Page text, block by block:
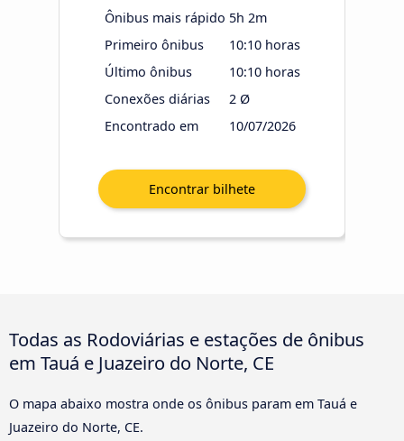
Ônibus mais rápido 5h 2m
Primeiro ônibus
10:10 horas
Último ônibus
10:10 horas
Conexões diárias
2 Ø
Encontrado em
10/07/2026
Todas as Rodoviárias e estações de ônibus
em Tauá e Juazeiro do Norte, CE
O mapa abaixo mostra onde os ônibus param em Tauá e
Juazeiro do Norte, CE.